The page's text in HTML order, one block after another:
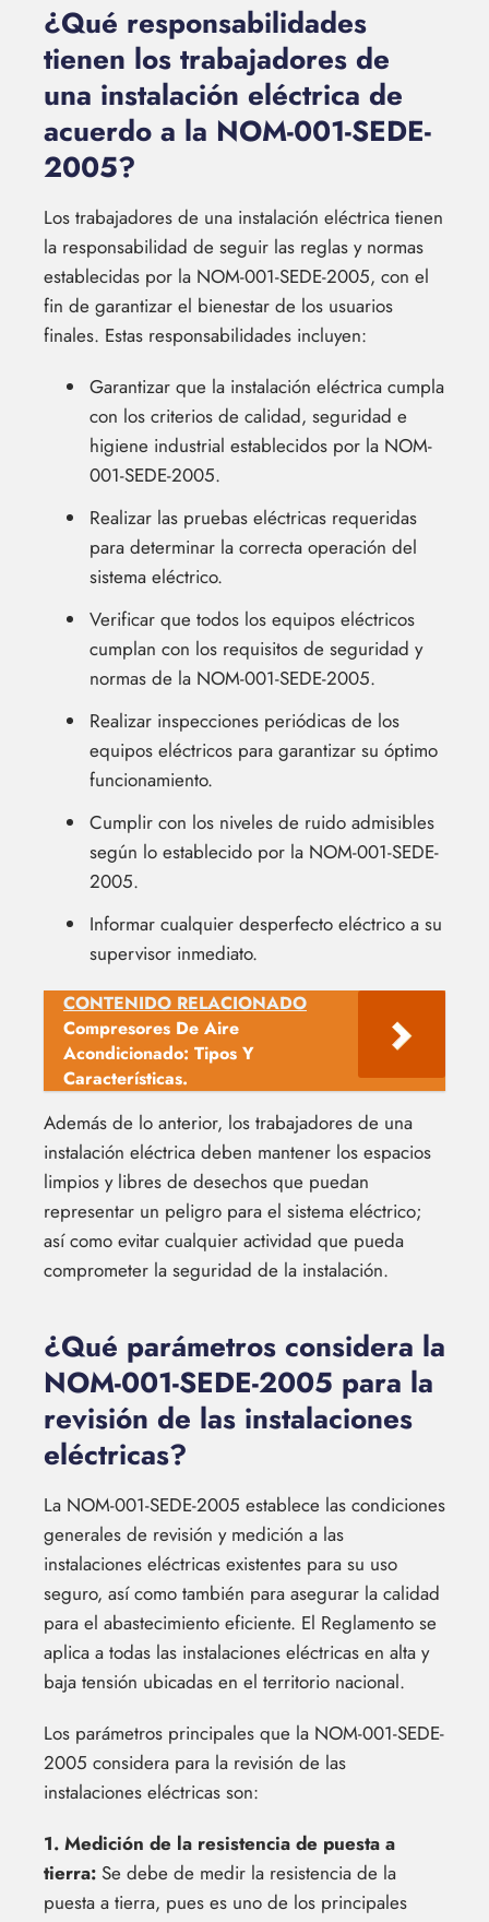
¿Qué responsabilidades
tienen los trabajadores de
una instalación eléctrica de
acuerdo a la NOM-001-SEDE-
2005?
Los trabajadores de una instalación eléctrica tienen
la responsabilidad de seguir las reglas y normas
establecidas por la NOM-001-SEDE-2005, con el
fin de garantizar el bienestar de los usuarios
finales. Estas responsabilidades incluyen:
Garantizar que la instalación eléctrica cumpla
con los criterios de calidad, seguridad e
higiene industrial establecidos por la NOM-
001-SEDE-2005.
Realizar las pruebas eléctricas requeridas
para determinar la correcta operación del
sistema eléctrico.
Verificar que todos los equipos eléctricos
cumplan con los requisitos de seguridad y
normas de la NOM-001-SEDE-2005.
Realizar inspecciones periódicas de los
equipos eléctricos para garantizar su óptimo
funcionamiento.
Cumplir con los niveles de ruido admisibles
según lo establecido por la NOM-001-SEDE-
2005.
Informar cualquier desperfecto eléctrico a su
supervisor inmediato.
CONTENIDO RELACIONADO
Compresores De Aire
Acondicionado: Tipos Y
Características.
Además de lo anterior, los trabajadores de una
instalación eléctrica deben mantener los espacios
limpios y libres de desechos que puedan
representar un peligro para el sistema eléctrico;
así como evitar cualquier actividad que pueda
comprometer la seguridad de la instalación.
¿Qué parámetros considera la
NOM-001-SEDE-2005 para la
revisión de las instalaciones
eléctricas?
La NOM-001-SEDE-2005 establece las condiciones
generales de revisión y medición a las
instalaciones eléctricas existentes para su uso
seguro, así como también para asegurar la calidad
para el abastecimiento eficiente. El Reglamento se
aplica a todas las instalaciones eléctricas en alta y
baja tensión ubicadas en el territorio nacional.
Los parámetros principales que la NOM-001-SEDE-
2005 considera para la revisión de las
instalaciones eléctricas son:
1. Medición de la resistencia de puesta a
tierra: Se debe de medir la resistencia de la
puesta a tierra, pues es uno de los principales